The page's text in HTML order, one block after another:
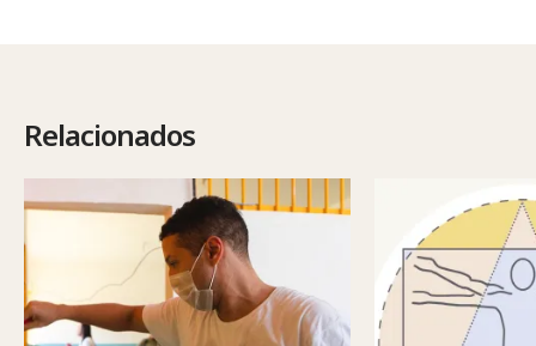
Relacionados